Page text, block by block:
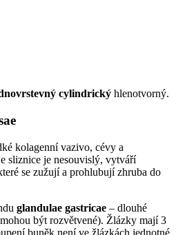
cylindrický hlenotvorný.
kolagenní vazivo, cévy a
sliznice je nesouvislý, vytváří
se zužují a prohlubují zhruba do
glandulae gastricae – dlouhé
být rozvětvené). Žlázky mají 3
buněk není ve žlázkách jednotné